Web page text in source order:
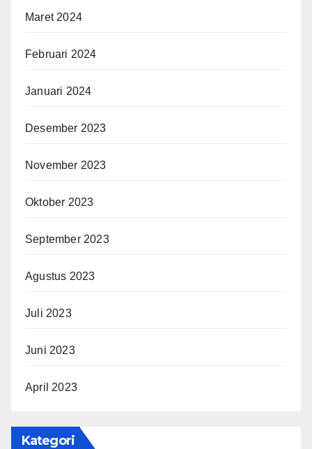
Maret 2024
Februari 2024
Januari 2024
Desember 2023
November 2023
Oktober 2023
September 2023
Agustus 2023
Juli 2023
Juni 2023
April 2023
Kategori